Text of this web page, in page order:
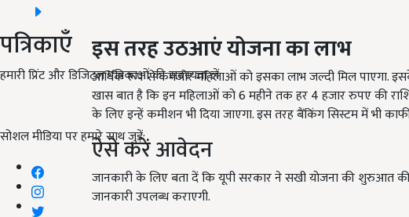
पत्रिकाएँ
हमारी प्रिंट और डिजिटल पत्रिकाओं की सदस्यता लें
सोशल मीडिया पर हमारे साथ जुड़ें:
इस तरह उठआएं योजना का लाभ
आर्थिक रूप से कमजोर महिलाओं को इसका लाभ जल्दी मिल पाएगा.
खास बात है कि इन महिलाओं को 6 महीने तक हर 4 हजार रुपए की राशि
के लिए इन्हें कमीशन भी दिया जाएगा. इस तरह बैंकिंग सिस्टम में भी
ऐसे करें आवेदन
जानकारी के लिए बता दें कि यूपी सरकार ने सखी योजना की
जानकारी उपलब्‍ध कराएगी.